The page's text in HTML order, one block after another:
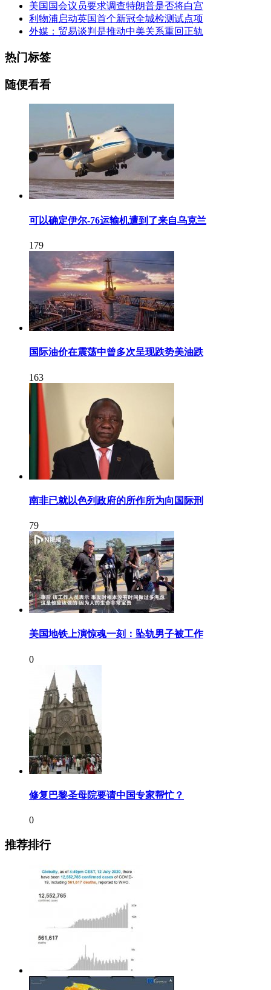
美国国会议员要求调查特朗普是否将白宫
利物浦启动英国首个新冠全城检测试点项
外媒：贸易谈判是推动中美关系重回正轨
热门标签
随便看看
可以确定伊尔-76运输机遭到了来自乌克兰
179
国际油价在震荡中曾多次呈现跌势美油跌
163
南非已就以色列政府的所作所为向国际刑
79
美国地铁上演惊魂一刻：坠轨男子被工作
0
修复巴黎圣母院要请中国专家帮忙？
0
推荐排行